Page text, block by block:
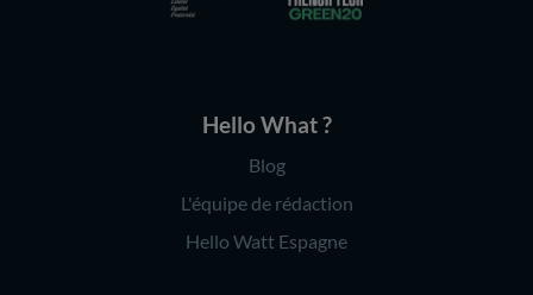
Hello What ?
Blog
L'équipe de rédaction
Hello Watt Espagne